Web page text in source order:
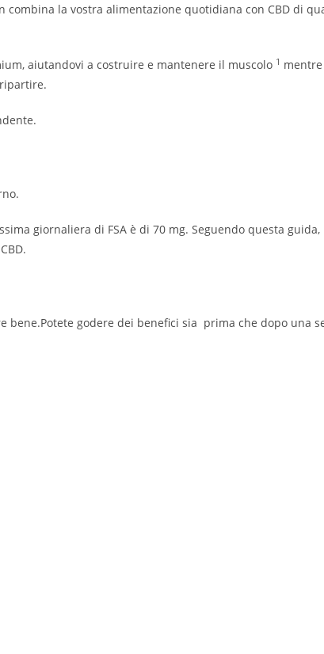
combina la vostra alimentazione quotidiana con CBD di
aiutandovi a costruire e mantenere il muscolo 1
giornaliera di FSA è di 70 mg. Seguendo questa
bene.Potete godere dei benefici sia prima che dopo